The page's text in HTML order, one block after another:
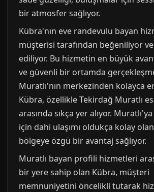
bir atmosfer sağlıyor.
Kübra'nın eve randevulu bayan
müşterisi tarafından beğeniliyor ve
ediliyor. Bu hizmetin en büyük
ve güvenli bir ortamda
Muratlı'nın merkezinden kolayca
Kübra, özellikle Tekirdağ Muratlı
arasında sıkça yer alıyor.
için dahi ulaşımı oldukça kolay
bölgeye özgü bir avantaj sağlıyor.
Muratlı bayan profili hizmetleri
bir yere sahip olan Kübra, müşteri
memnuniyetini öncelikli tutarak